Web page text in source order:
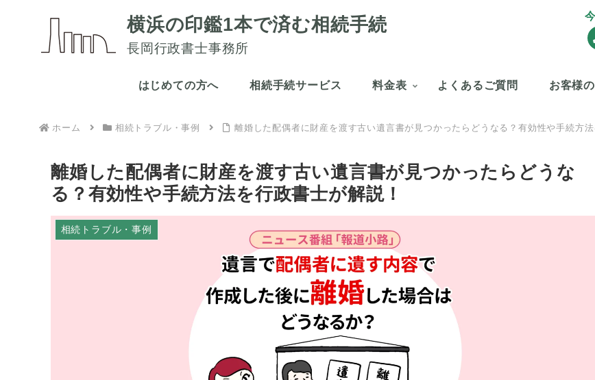
横浜の印鑑1本で済む相続手続
長岡行政書士事務所
はじめての方へ 相続手続サービス 料金表 よくあるご質問 お客様
ホーム 相続トラブル・事例 離婚した配偶者に財産を渡す古い遺言書が見つかったらどうなる？有効性や手続方法
離婚した配偶者に財産を渡す古い遺言書が見つかったらどうな
る？有効性や手続方法を行政書士が解説！
相続トラブル・事例